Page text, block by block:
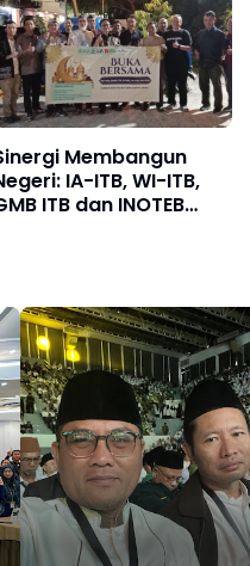
Membangun
IA-ITB, WI-ITB,
ITB dan INOTEB